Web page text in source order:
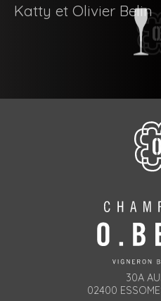
Katty et Olivier Belin
30A
02400